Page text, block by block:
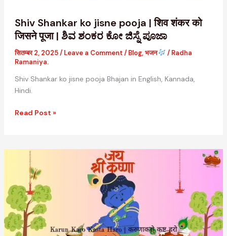
Shiv Shankar ko jisne pooja | शिव शंकर को
जिसने पूजा | ಶಿವ ಶಂಕರ ಕೋ ಜಿಸ್ನೆ ಪೂಜಾ
सितम्बर 2, 2025/ Leave a Comment / Blog,भजन / Radha
Ramaniya.
Shiv Shankar ko jisne pooja Bhajan in English, Kannada,
Hindi.
|
ಶಿವ
ಶಂಕರ
ಕೋ
ಜಿಸ್ನೆ
ಪೂಜಾ
Read Post »
Karun
Karo
Kasht
Haro
|
करुणा
करो